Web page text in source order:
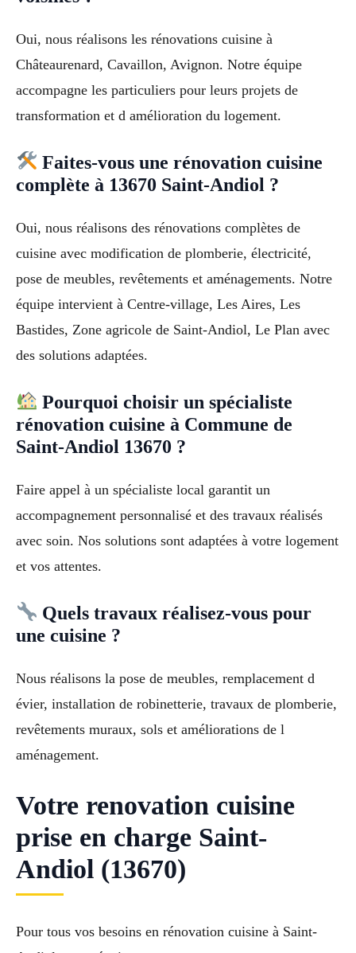
Oui, nous réalisons les rénovations cuisine à
Châteaurenard, Cavaillon, Avignon. Notre équipe
accompagne les particuliers pour leurs projets de
transformation et d amélioration du logement.
Faites-vous une rénovation cuisine
complète à 13670 Saint-Andiol ?
Oui, nous réalisons des rénovations complètes de
cuisine avec modification de plomberie, électricité,
pose de meubles, revêtements et aménagements. Notre
équipe intervient à Centre-village, Les Aires, Les
Bastides, Zone agricole de Saint-Andiol, Le Plan avec
des solutions adaptées.
Pourquoi choisir un spécialiste
rénovation cuisine à Commune de
Saint-Andiol 13670 ?
Faire appel à un spécialiste local garantit un
accompagnement personnalisé et des travaux réalisés
avec soin. Nos solutions sont adaptées à votre logement
et vos attentes.
Quels travaux réalisez-vous pour
une cuisine ?
Nous réalisons la pose de meubles, remplacement d
évier, installation de robinetterie, travaux de plomberie,
revêtements muraux, sols et améliorations de l
aménagement.
Votre renovation cuisine
prise en charge Saint-
Andiol (13670)
Pour tous vos besoins en rénovation cuisine à Saint-